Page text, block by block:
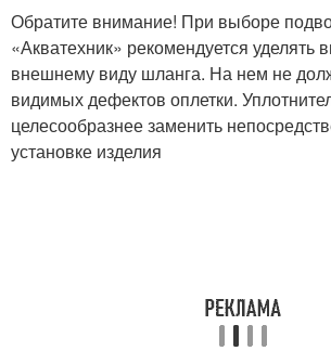
Обратите внимание! При выборе
«Акватехник» рекомендуется уделять
внешнему виду шланга. На нем не
видимых дефектов оплетки.
целесообразнее заменить
установке изделия